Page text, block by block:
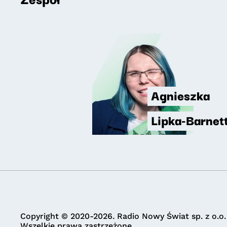
Agnieszka
Lipka-
Copyright © 2020-2026. Radio Nowy Świat sp. z o.o.